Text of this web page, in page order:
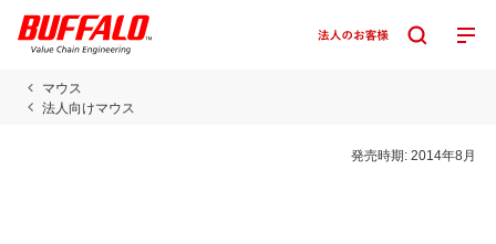
マウス
法人向けマウス
発売時期:2014年8月